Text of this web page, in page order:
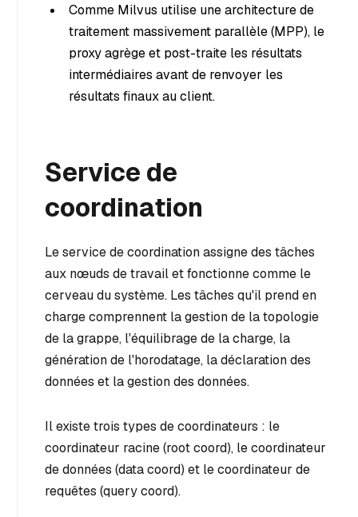
Comme Milvus utilise une architecture de
traitement massivement parallèle (MPP), le
proxy agrège et post-traite les résultats
intermédiaires avant de renvoyer les
résultats finaux au client.
Service de
coordination
Le service de coordination assigne des tâches
aux nœuds de travail et fonctionne comme le
cerveau du système. Les tâches qu'il prend en
charge comprennent la gestion de la topologie
de la grappe, l'équilibrage de la charge, la
génération de l'horodatage, la déclaration des
données et la gestion des données.
Il existe trois types de coordinateurs : le
coordinateur racine (root coord), le coordinateur
de données (data coord) et le coordinateur de
requêtes (query coord).